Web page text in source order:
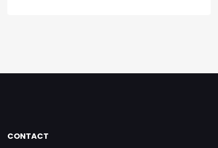
CONTACT